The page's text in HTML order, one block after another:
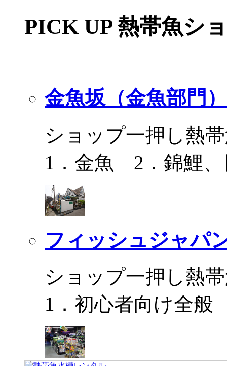
PICK UP 熱帯魚シ
金魚坂（金魚部門）
ショップ一押し熱
1．金魚 2．錦鯉、
フィッシュジャパ
ショップ一押し熱
1．初心者向け全